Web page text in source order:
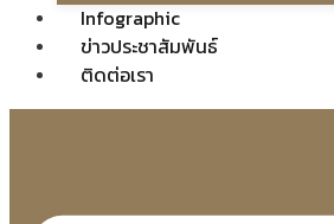
Infographic
ข่าวประชาสัมพันธ์
ติดต่อเรา